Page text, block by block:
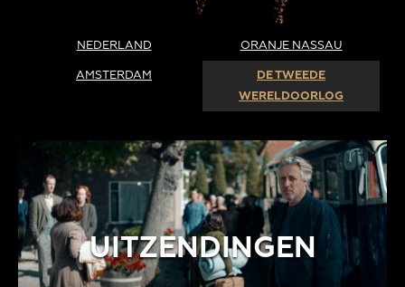
NEDERLAND ORANJE NASSAU
AMSTERDAM
DE TWEEDE
WERELDOORLOG
UITZENDINGEN